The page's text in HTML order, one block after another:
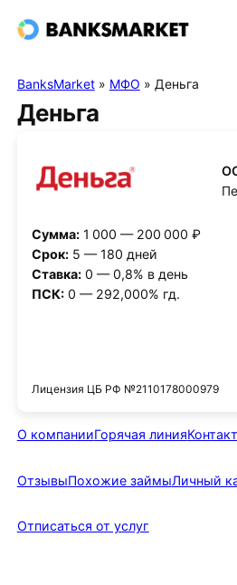
BanksMarket» МФО » Деньга
Деньга
Сумма:1 000 — 200 000 ₽
Срок:5 — 180 дней
Ставка:0 — 0,8% в день
ПСК:0 — 292,000% гд.
Лицензия ЦБ РФ №2110178000979
О компанииГорячая линия
ОтзывыПохожие займыЛичный
Отписаться от услуг